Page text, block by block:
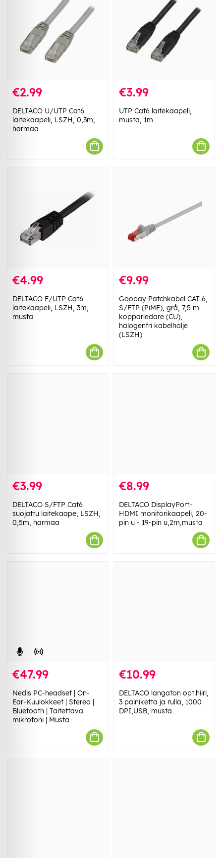
€2.99
DELTACO U/UTP Cat6
laitekaapeli, LSZH, 0,3m,
harmaa
€3.99
UTP Cat6 laitekaapeli,
musta, 1m
€4.99
DELTACO F/UTP Cat6
laitekaapeli, LSZH, 3m,
musta
€9.99
Goobay Patchkabel CAT 6,
S/FTP (PiMF), grå, 7,5 m
kopparledare (CU),
halogenfri kabelhölje
(LSZH)
€3.99
DELTACO S/FTP Cat6
suojattu laitekaape, LSZH,
0,5m, harmaa
€8.99
DELTACO DisplayPort-
HDMI monitorikaapeli, 20-
pin u - 19-pin u,2m,musta
€47.99
Nedis PC-headset | On-
Ear-Kuulokkeet | Stereo |
Bluetooth | Taitettava
mikrofoni | Musta
€10.99
DELTACO langaton opt.hiiri,
3 painiketta ja rulla, 1000
DPI,USB, musta